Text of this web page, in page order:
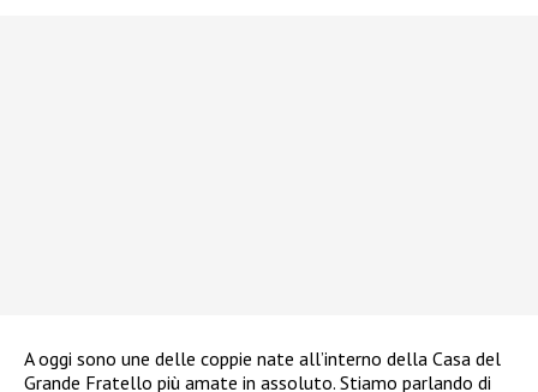
A oggi sono une delle coppie nate all’interno della Casa del
Grande Fratello più amate in assoluto. Stiamo parlando di